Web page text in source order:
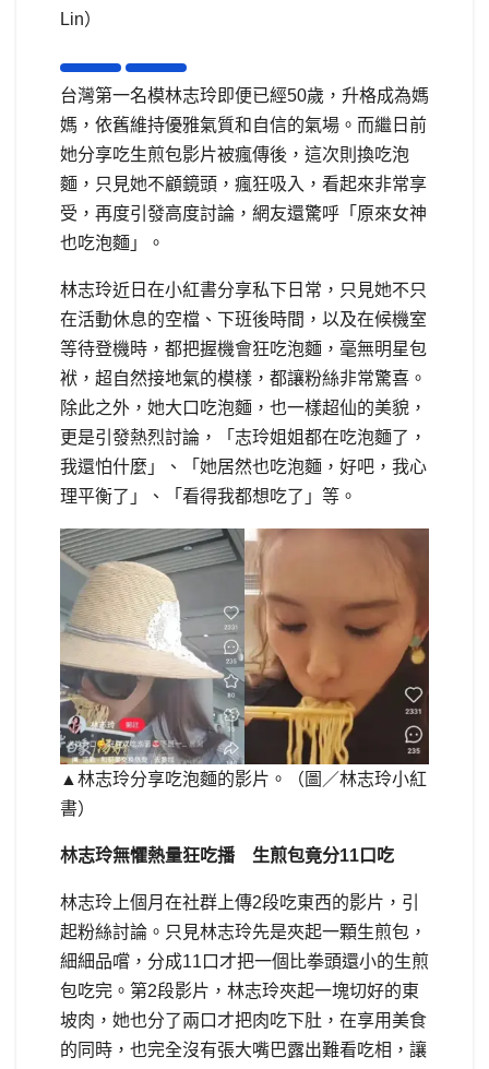
Lin）
台灣第一名模林志玲即便已經50歲，升格成為媽
媽，依舊維持優雅氣質和自信的氣場。而繼日前
她分享吃生煎包影片被瘋傳後，這次則換吃泡
麵，只見她不顧鏡頭，瘋狂吸入，看起來非常享
受，再度引發高度討論，網友還驚呼「原來女神
也吃泡麵」。
林志玲近日在小紅書分享私下日常，只見她不只
在活動休息的空檔、下班後時間，以及在候機室
等待登機時，都把握機會狂吃泡麵，毫無明星包
袱，超自然接地氣的模樣，都讓粉絲非常驚喜。
除此之外，她大口吃泡麵，也一樣超仙的美貌，
更是引發熱烈討論，「志玲姐姐都在吃泡麵了，
我還怕什麼」、「她居然也吃泡麵，好吧，我心
理平衡了」、「看得我都想吃了」等。
▲林志玲分享吃泡麵的影片。（圖／林志玲小紅
書）
林志玲無懼熱量狂吃播 生煎包竟分11口吃
林志玲上個月在社群上傳2段吃東西的影片，引
起粉絲討論。只見林志玲先是夾起一顆生煎包，
細細品嚐，分成11口才把一個比拳頭還小的生煎
包吃完。第2段影片，林志玲夾起一塊切好的東
坡肉，她也分了兩口才把肉吃下肚，在享用美食
的同時，也完全沒有張大嘴巴露出難看吃相，讓